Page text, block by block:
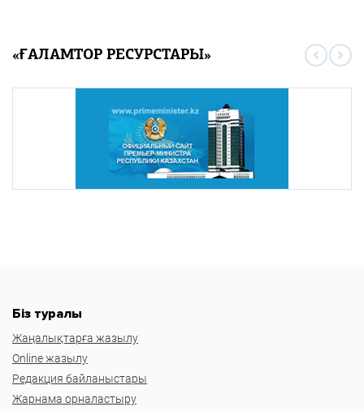
«ҒАЛАМТОР РЕСУРСТАРЫ»
Біз туралы
Жаңалықтарға жазылу
Online жазылу
Редакция байланыстары
Жарнама орналастыру